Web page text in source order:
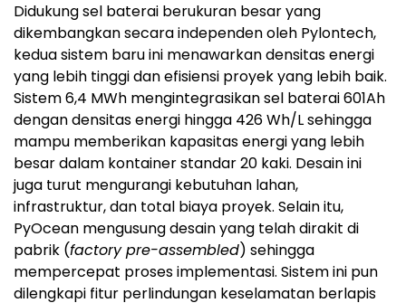
Didukung sel baterai berukuran besar yang
dikembangkan secara independen oleh Pylontech,
kedua sistem baru ini menawarkan densitas energi
yang lebih tinggi dan efisiensi proyek yang lebih baik.
Sistem 6,4 MWh mengintegrasikan sel baterai 601Ah
dengan densitas energi hingga 426 Wh/L sehingga
mampu memberikan kapasitas energi yang lebih
besar dalam kontainer standar 20 kaki. Desain ini
juga turut mengurangi kebutuhan lahan,
infrastruktur, dan total biaya proyek. Selain itu,
PyOcean mengusung desain yang telah dirakit di
pabrik (factory pre-assembled) sehingga
mempercepat proses implementasi. Sistem ini pun
dilengkapi fitur perlindungan keselamatan berlapis